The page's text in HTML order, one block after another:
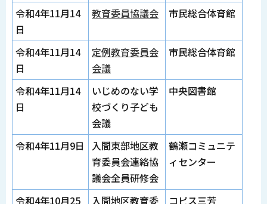
令和4年11月14
日
教育委員協議会 市民総合体育館
令和4年11月14
日
定例教育委員会
会議
市民総合体育館
令和4年11月14
日
いじめのない学
校づくり子ども
会議
中央図書館
令和4年11月9日
入間東部地区教
育委員会連絡協
議会全員研修会
鶴瀬コミュニテ
ィセンター
令和4年10月25
入間地区教育委
コピス三芳